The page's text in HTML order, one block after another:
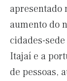
apresentado
aumento do
cidades-
Itajaí e a
de pessoas,